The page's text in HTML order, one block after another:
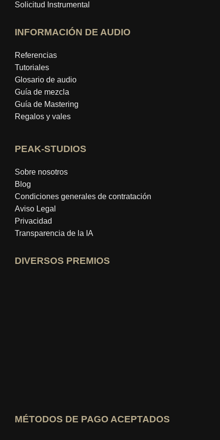
Solicitud Instrumental
INFORMACIÓN DE AUDIO
Referencias
Tutoriales
Glosario de audio
Guía de mezcla
Guía de Mastering
Regalos y vales
PEAK-STUDIOS
Sobre nosotros
Blog
Condiciones generales de contratación
Aviso Legal
Privacidad
Transparencia de la IA
DIVERSOS PREMIOS
MÉTODOS DE PAGO ACEPTADOS